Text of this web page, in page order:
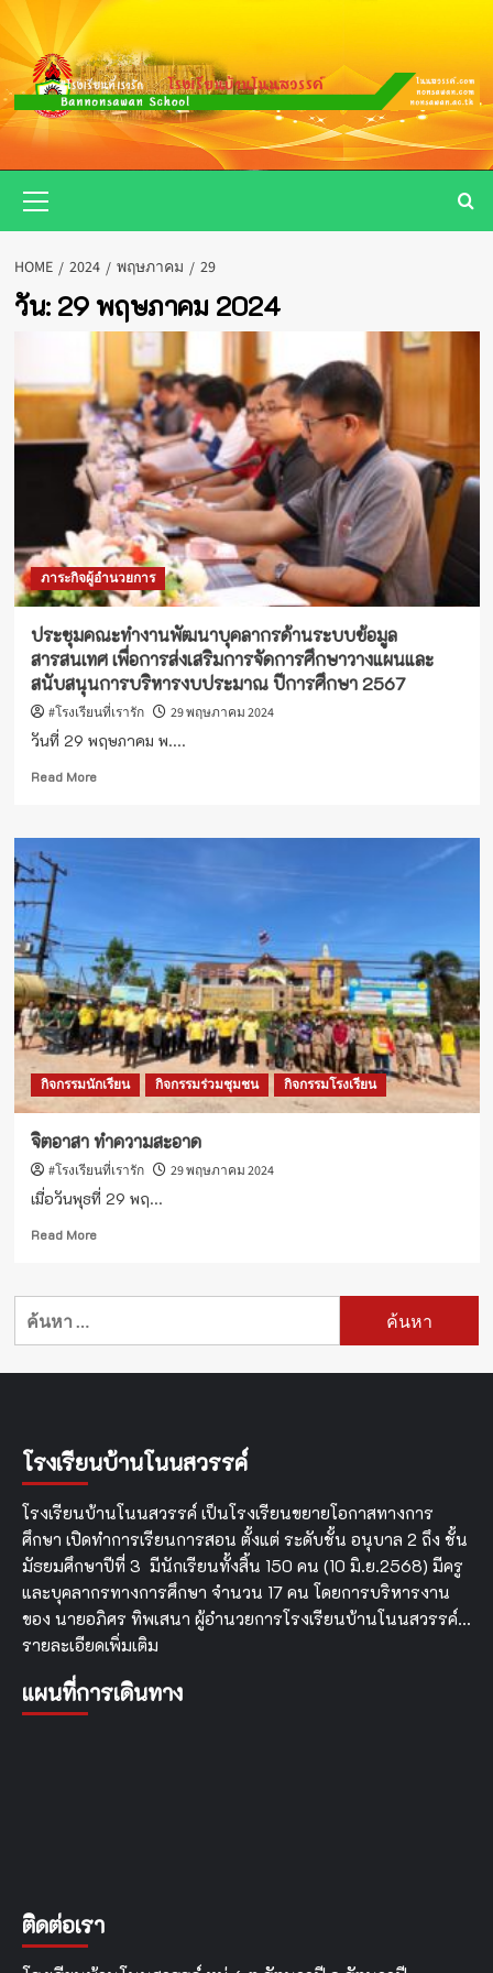
Skip
content
Menu
HOME 2024 พฤษภาคม 29
วัน: 29 พฤษภาคม 2024
ภาระกิจผู้อำนวยการ
ประชุมคณะทำงานพัฒนาบุคลากรด้านระบบข้อมูล
สารสนเทศ เพื่อการส่งเสริมการจัดการศึกษาวางแผนและ
สนับสนุนการบริหารงบประมาณ ปีการศึกษา 2567
#โรงเรียนที่เรารัก 29 พฤษภาคม 2024
วันที่ 29 พฤษภาคม พ....
Read MoreRead
ประชุม
ด้าน
ระบบ
ข้อมูล
สารสนเทศ
เพื่อ
การ
เสริม
จัดการ
ศึกษา
วางแผน
และ
สนับสนุน
การ
ประมาณ
กิจกรรมนักเรียน กิจกรรมร่วมชุมชน กิจกรรมโรงเรียน
จิตอาสา ทำความสะอาด
#โรงเรียนที่เรารัก 29 พฤษภาคม 2024
เมื่อวันพุธที่ 29 พฤ...
Read MoreRead
จิต
ค้นหา
โรงเรียนบ้านโนนสวรรค์
โรงเรียนบ้านโนนสวรรค์ เป็นโรงเรียนขยายโอกาสทางการ
ศึกษา เปิดทำการเรียนการสอน ตั้งแต่ ระดับชั้น อนุบาล 2 ถึง ชั้น
มัธยมศึกษาปีที่ 3 มีนักเรียนทั้งสิ้น 150 คน (10 มิ.ย.2568) มีครู
และบุคลากรทางการศึกษา จำนวน 17 คน โดยการบริหารงาน
ของ นายอภิศร ทิพเสนา ผู้อำนวยการโรงเรียนบ้านโนนสวรรค์…
รายละเอียดเพิ่มเติม
แผนที่การเดินทาง
ติดต่อเรา